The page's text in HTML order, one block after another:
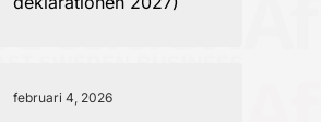
februari 4, 2026